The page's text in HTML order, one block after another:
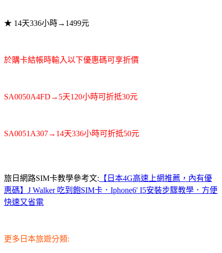
★ 14天336小時→1499元
於購卡結帳時輸入以下優惠碼可享折價
SA0050A4FD →5天120小時可折抵30元
SA0051A307→14天336小時可折抵50元
旅日網路SIM卡教學參考文: 【日本4G高速上網推薦，內有優
惠碼】J Walker 吃到飽SIM卡．Iphone6' I5安裝步驟教學．方便
快速又省電
更多日本旅遊分類: